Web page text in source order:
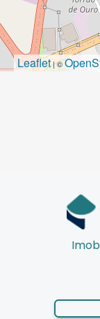
Leaflet| ©